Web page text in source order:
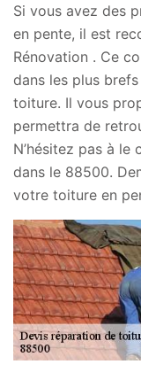
Si vous avez des
en pente, il est
Rénovation . Ce
dans les plus
toiture. Il vous
permettra de
N’hésitez pas à
dans le 88500.
votre toiture en